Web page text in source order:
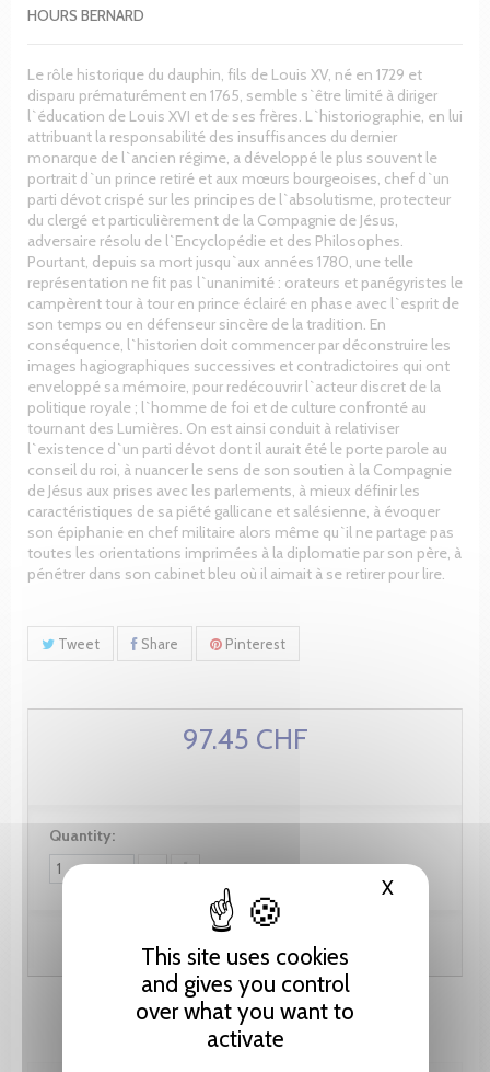
This site uses cookies
and gives you control
over what you want to
activate
XHide
HOURS BERNARD
Le rôle historique du dauphin, fils de Louis XV, né en 1729 et
disparu prématurément en 1765, semble s`être limité à diriger
l`éducation de Louis XVI et de ses frères. L`historiographie, en lui
attribuant la responsabilité des insuffisances du dernier
monarque de l`ancien régime, a développé le plus souvent le
portrait d`un prince retiré et aux mœurs bourgeoises, chef d`un
parti dévot crispé sur les principes de l`absolutisme, protecteur
du clergé et particulièrement de la Compagnie de Jésus,
adversaire résolu de l`Encyclopédie et des Philosophes.
Pourtant, depuis sa mort jusqu`aux années 1780, une telle
représentation ne fit pas l`unanimité : orateurs et panégyristes le
campèrent tour à tour en prince éclairé en phase avec l`esprit de
son temps ou en défenseur sincère de la tradition. En
conséquence, l`historien doit commencer par déconstruire les
images hagiographiques successives et contradictoires qui ont
enveloppé sa mémoire, pour redécouvrir l`acteur discret de la
politique royale ; l`homme de foi et de culture confronté au
tournant des Lumières. On est ainsi conduit à relativiser
l`existence d`un parti dévot dont il aurait été le porte parole au
conseil du roi, à nuancer le sens de son soutien à la Compagnie
de Jésus aux prises avec les parlements, à mieux définir les
caractéristiques de sa piété gallicane et salésienne, à évoquer
son épiphanie en chef militaire alors même qu`il ne partage pas
toutes les orientations imprimées à la diplomatie par son père, à
pénétrer dans son cabinet bleu où il aimait à se retirer pour lire.
Tweet Share Pinterest
97.45 CHF
Quantity: